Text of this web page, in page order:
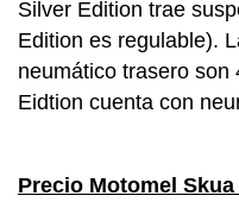
Silver Edition trae
Edition es regulable).
neumático trasero
Eidtion cuenta con
Precio Motomel Skua